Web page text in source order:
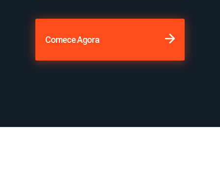
Comece Agora